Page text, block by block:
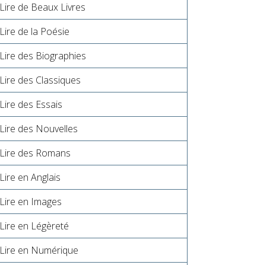
Lire de Beaux Livres
Lire de la Poésie
Lire des Biographies
Lire des Classiques
Lire des Essais
Lire des Nouvelles
Lire des Romans
Lire en Anglais
Lire en Images
Lire en Légèreté
Lire en Numérique